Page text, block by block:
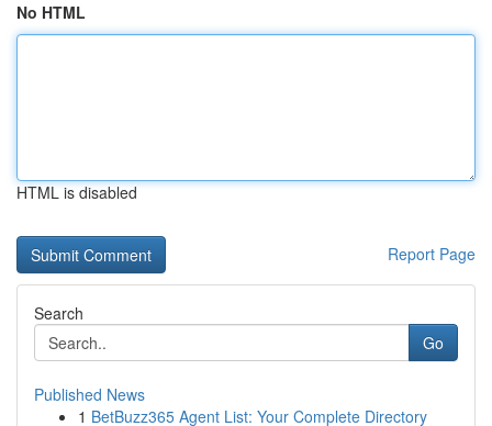
No HTML
HTML is disabled
Report Page
Search
Go
Published News
1 BetBuzz365 Agent List: Your Complete Directory